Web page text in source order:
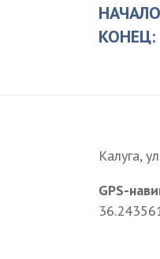
КОНЕЦ:
Калуга,
GPS-